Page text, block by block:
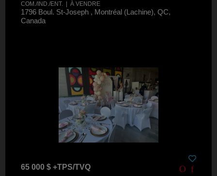
COM./IND./ENT. | À VENDRE
1796 Boul. St-Joseph , Montréal (Lachine), QC,
Canada
65 000 $ +TPS/TVQ